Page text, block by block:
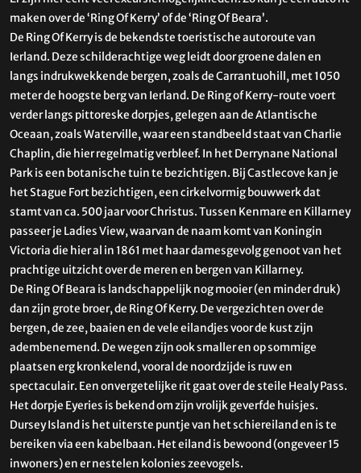
maken over de ‘Ring Of Kerry’ of de ‘Ring Of Beara’.
De Ring Of Kerry is de bekendste toeristische autoroute van
Ierland. Deze schilderachtige weg leidt door groene dalen en
langs indrukwekkende bergen, zoals de Carrantuohill, met 1050
meter de hoogste berg van Ierland. De Ring of Kerry-route voert
verder langs pittoreske dorpjes, gelegen aan de Atlantische
Oceaan, zoals Waterville, waar een standbeeld staat van Charlie
Chaplin, die hier regelmatig verbleef. In het Derrynane National
Park is een botanische tuin te bezichtigen. Bij Castlecove kan je
het Stague Fort bezichtigen, een cirkelvormig bouwwerk dat
stamt van ca. 500 jaar voor Christus. Tussen Kenmare en Killarney
passeer je Ladies View, waarvan de naam komt van Koningin
Victoria die hier al in 1861 met haar damesgevolg genoot van het
prachtige uitzicht over de meren en bergen van Killarney.
De Ring Of Beara is landschappelijk nog mooier (en minder druk)
dan zijn grote broer, de Ring Of Kerry. De vergezichten over de
bergen, de zee, baaien en de vele eilandjes voor de kust zijn
adembenemend. De wegen zijn ook smaller en op sommige
plaatsen erg kronkelend, vooral de noordzijde is ruw en
spectaculair. Een onvergetelijke rit gaat over de steile Healy Pass.
Het dorpje Eyeries is bekend om zijn vrolijk geverfde huisjes.
Dursey Island is het uiterste puntje van het schiereiland en is te
bereiken via een kabelbaan. Het eiland is bewoond (ongeveer 15
inwoners) en er nestelen kolonies zeevogels.